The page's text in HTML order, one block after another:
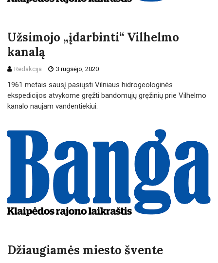
Užsimojo „įdarbinti“ Vilhelmo
kanalą
Redakcija 3 rugsėjo, 2020
1961 metais sausį pasiųsti Vilniaus hidrogeologinės
ekspedicijos atvykome gręžti bandomųjų gręžinių prie Vilhelmo
kanalo naujam vandentiekiui.
Džiaugiamės miesto švente